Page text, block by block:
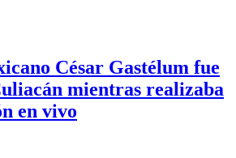
César Gastélum fue
mientras realizaba
en vivo